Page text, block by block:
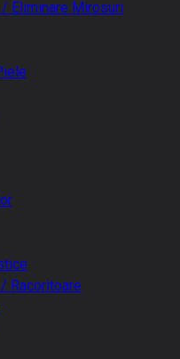
Eliminare Mirosuri
Racoritoare